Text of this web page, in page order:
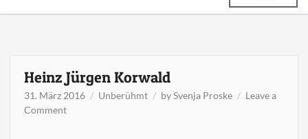
Heinz Jürgen Korwald
31. März 2016 Unberühmt bySvenja Proske
Leave a
Commenton